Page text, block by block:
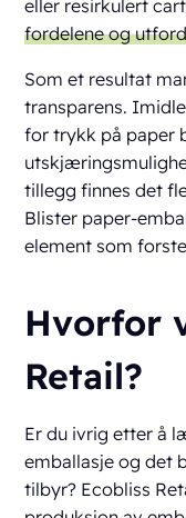
eller resirkulert
fordelene og
Som et resultat
transparens.
for trykk på paper
tillegg finnes det
Blister paper-
element som
Hvorfor
Retail?
Er du ivrig etter å
emballasje og det
tilbyr? Ecobliss